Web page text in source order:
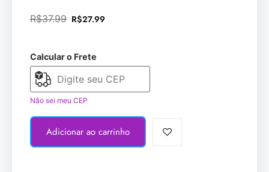
R$37.99 R$27.99
Calcular o Frete
Não sei meu CEP
Adicionar ao carrinho